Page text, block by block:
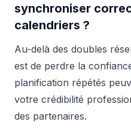
synchroniser
calendriers ?
Au-delà des doubles
est de perdre la
planification répétés
votre crédibilité
des partenaires.